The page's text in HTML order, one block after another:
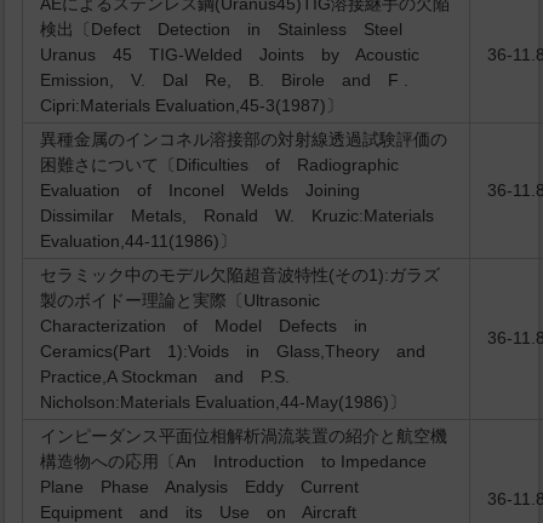
検出〔Defect Detection in Stainless Steel
Uranus 45 TIG-Welded Joints by Acoustic
Emission, V. Dal Re, B. Birole and F .
Cipri:Materials Evaluation,45-3(1987)〕
36-
異種金属のインコネル溶接部の対射線透過試験評価の
困難さについて〔Dificulties of Radiographic
Evaluation of Inconel Welds Joining
Dissimilar Metals, Ronald W. Kruzic:Materials
Evaluation,44-11(1986)〕
36-
セラミック中のモデル欠陥超音波特性(その1):ガラズ
製のボイドー理論と実際〔Ultrasonic
Characterization of Model Defects in
Ceramics(Part 1):Voids in Glass,Theory and
Practice,A Stockman and P.S.
Nicholson:Materials Evaluation,44-May(1986)〕
36-
インピーダンス平面位相解析渦流装置の紹介と航空機
構造物への応用〔An Introduction to Impedance
Plane Phase Analysis Eddy Current
Equipment and its Use on Aircraft
36-